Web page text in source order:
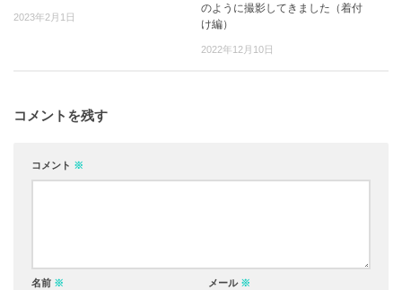
2023年2月1日
のように撮影してきました（着付
け編）
2022年12月10日
コメントを残す
コメント ※
名前 ※ メール ※